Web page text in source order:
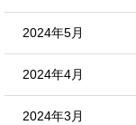
2024年5月
2024年4月
2024年3月